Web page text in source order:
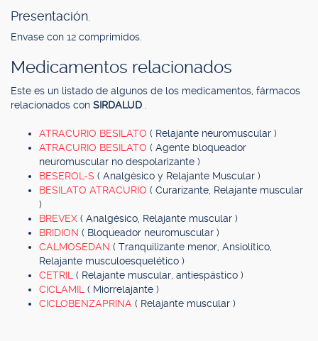
Presentación.
Envase con 12 comprimidos.
Medicamentos relacionados
Este es un listado de algunos de los medicamentos, fármacos
relacionados con SIRDALUD
ATRACURIO BESILATO ( Relajante neuromuscular )
ATRACURIO BESILATO ( Agente bloqueador
neuromuscular no despolarizante )
BESEROL-S ( Analgésico y Relajante Muscular )
BESILATO ATRACURIO ( Curarizante, Relajante muscular
)
BREVEX ( Analgésico, Relajante muscular )
BRIDION ( Bloqueador neuromuscular )
CALMOSEDAN ( Tranquilizante menor, Ansiolítico,
Relajante musculoesquelético )
CETRIL ( Relajante muscular, antiespástico )
CICLAMIL ( Miorrelajante )
CICLOBENZAPRINA ( Relajante muscular )